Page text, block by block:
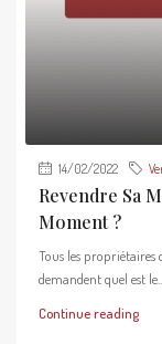
14/02/2022
Revendre Sa
Moment ?
Tous les propriétaires
demandent quel est le...
Continue reading